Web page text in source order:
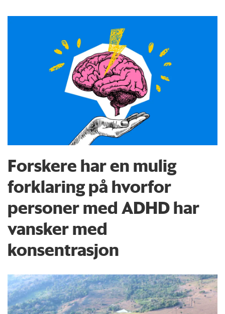
Forskere har en mulig
forklaring på hvorfor
personer med ADHD har
vansker med
konsentrasjon